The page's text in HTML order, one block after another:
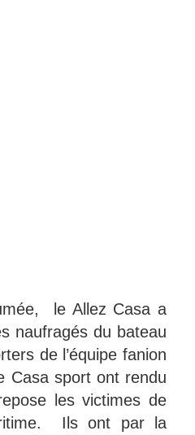
le Allez Casa a
naufragés du bateau
de l’équipe fanion
Casa sport ont rendu
les victimes de
Ils ont par la